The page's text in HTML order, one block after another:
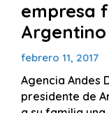
empresa
Argentino
febrero 11, 2017
Agencia Andes
presidente de